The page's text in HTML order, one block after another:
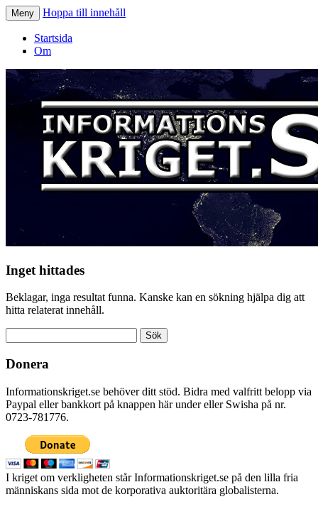
Informationskriget.se
Meny Hoppa till innehåll
Startsida
Om
Inget hittades
Beklagar, inga resultat funna. Kanske kan en sökning hjälpa dig att
hitta relaterat innehåll.
efter:
Donera
Informationskriget.se behöver ditt stöd. Bidra med valfritt belopp via
Paypal eller bankkort på knappen här under eller Swisha på nr.
0723-781776.
I kriget om verkligheten står Informationskriget.se på den lilla fria
människans sida mot de korporativa auktoritära globalisterna.